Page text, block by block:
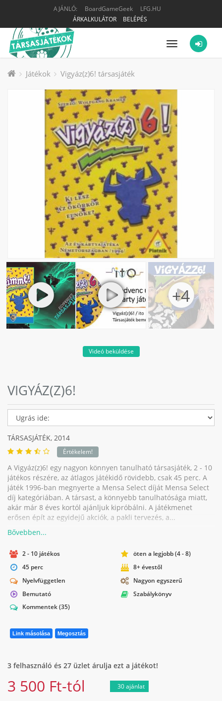
AJÁNLÓ: BoardGameGeek
LFG.HU
ÁRKALKULÁTOR
BELÉPÉS
Menü
Játékok Vigyáz(z)6! társasjáték
Videó beküldése
VIGYÁZ(Z)6!
TÁRSASJÁTÉK, 2014
Értékelem!
A Vigyáz(z)6! egy nagyon könnyen tanulható társasjáték, 2 - 10
játékos részére, az átlagos játékidő rövidebb, csak 45 perc. A
játék 1996-ban megnyerte a Mensa Select díját Mensa Select
díj kategóriában. A társast, a könnyebb tanulhatósága miatt,
akár már 8 éves kortól ajánljuk kipróbálni. A játékmenet
erősen épít az egyidejű akciók, a pakli tervezés, a...
2 - 10 játékos
öten a legjobb (4 - 8)
45 perc
8+ évestől
Nyelvfüggetlen
Nagyon egyszerű
Bemutató
Szabálykönyv
Kommentek(35)
Link másolása Megosztás
3 felhasználó és 27 üzlet árulja ezt a játékot!
3 500 Ft-tól 30 ajánlat